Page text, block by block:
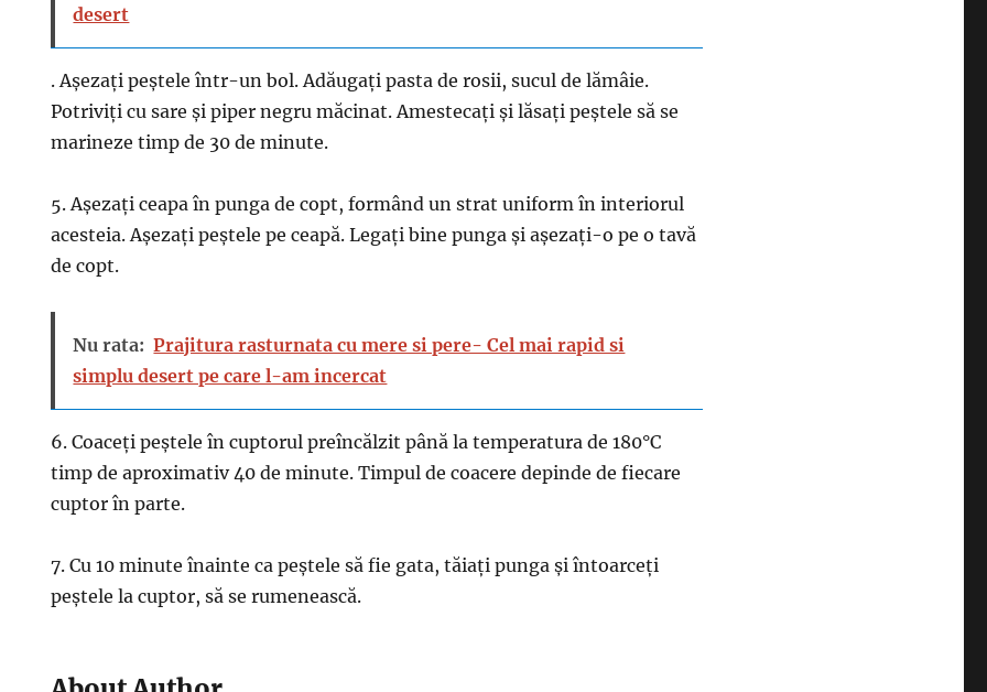
desert
. Așezați peștele într-un bol. Adăugați pasta de rosii, sucul de lămâie.
Potriviți cu sare și piper negru măcinat. Amestecați și lăsați peștele să se
marineze timp de 30 de minute.
5. Așezați ceapa în punga de copt, formând un strat uniform în interiorul
acesteia. Așezați peștele pe ceapă. Legați bine punga și așezați-o pe o tavă
de copt.
Nu rata: Prajitura rasturnata cu mere si pere- Cel mai rapid si
simplu desert pe care l-am incercat
6. Coaceți peștele în cuptorul preîncălzit până la temperatura de 180°C
timp de aproximativ 40 de minute. Timpul de coacere depinde de fiecare
cuptor în parte.
7. Cu 10 minute înainte ca peștele să fie gata, tăiați punga și întoarceți
peștele la cuptor, să se rumenească.